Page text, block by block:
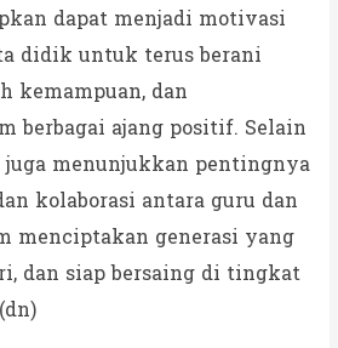
dapat menjadi motivasi
didik untuk terus berani
kemampuan, dan
berbagai ajang positif. Selain
menunjukkan pentingnya
kolaborasi antara guru dan
menciptakan generasi yang
dan siap bersaing di tingkat